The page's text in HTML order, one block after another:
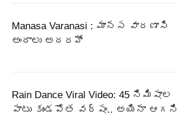
Manasa Varanasi : మానస వారణాసి
అందాలు అదరహో
Rain Dance Viral Video: 45 నిమిషాల
పాటు కుండపోత వర్షం.. అయినా ఆగని